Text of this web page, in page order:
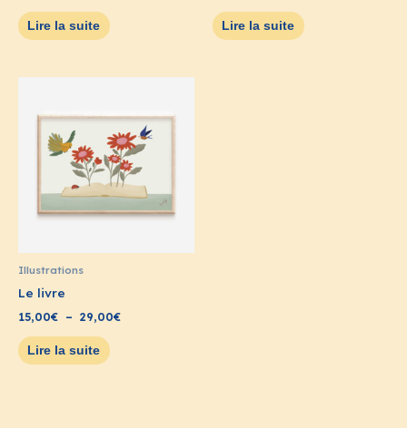
Lire la suite Lire la suite
Illustrations
Le livre
15,00€ – 29,00€
15,00€
à
29,00€
Lire la suite